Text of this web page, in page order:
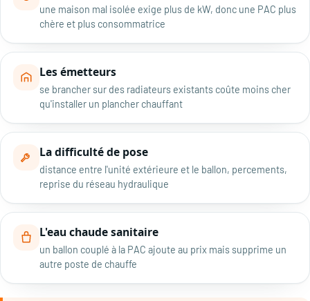
une maison mal isolée exige plus de kW, donc une PAC plus
chère et plus consommatrice
Les émetteurs
se brancher sur des radiateurs existants coûte moins cher
qu'installer un plancher chauffant
La difficulté de pose
distance entre l'unité extérieure et le ballon, percements,
reprise du réseau hydraulique
L'eau chaude sanitaire
un ballon couplé à la PAC ajoute au prix mais supprime un
autre poste de chauffe